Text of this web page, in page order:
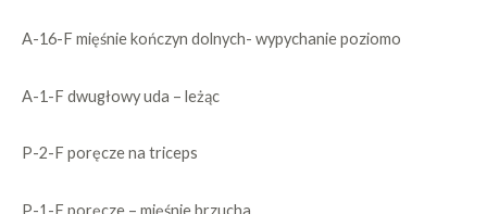
A-16-F mięśnie kończyn dolnych- wypychanie poziomo
A-1-F dwugłowy uda – leżąc
P-2-F poręcze na triceps
P-1-F poręcze – mięśnie brzucha